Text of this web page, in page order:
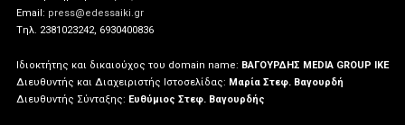
Email: press@edessaiki.gr
Tηλ. 2381023242, 6930400836
Ιδιοκτήτης και δικαιούχος του domain name: ΒΑΓΟΥΡΔΗΣ MEDIA GROUP IKE
Διευθυντής και Διαχειριστής Ιστοσελίδας: Μαρία Στεφ. Βαγουρδή
Διευθυντής Σύνταξης: Ευθύμιος Στεφ. Βαγουρδής